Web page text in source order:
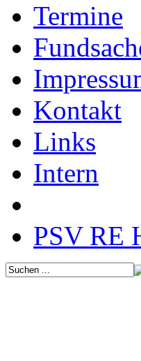
Termine
Kontakt
Links
Intern
PSV RE